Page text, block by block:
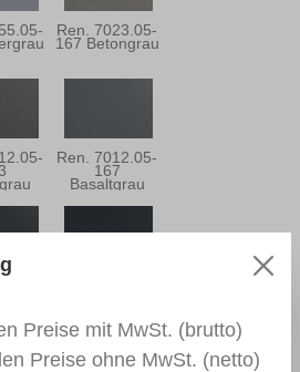
Ren. 7023.05-
167 Betongrau
Ren. 7012.05-
167
Basaltgrau
Preise mit MwSt. (brutto)
Preise ohne MwSt. (netto)